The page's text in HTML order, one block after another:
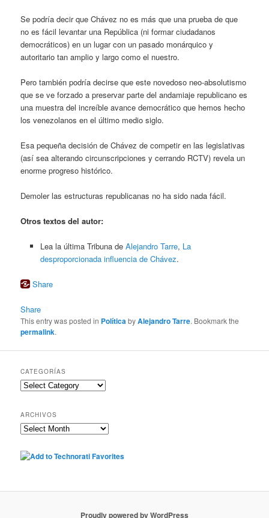
Se podría decir que Chávez no es más que una prueba de que
no es fácil levantar una República (ni formar ciudadanos
democráticos) en un lugar con un pasado monárquico y
autoritario tan amplio y largo como el nuestro.
Pero también podría decirse que este novedoso neo-absolutismo
que se ve forzado a preservar parte del andamiaje republicano es
una muestra del increíble avance democrático que hemos hecho
los venezolanos en el último medio siglo.
Esa pequeña decisión de Chávez de competir en las legislativas
(así sea alterando circunscripciones y cerrando RCTV) revela un
enorme progreso histórico.
Demoler las estructuras republicanas no ha sido nada fácil.
Otros textos del autor:
Lea la última Tribuna de Alejandro Tarre, La
desproporcionada influencia de Chávez.
Share
Share
This entry was posted in PolíticabyAlejandro Tarre. Bookmark the
permalink.
CATEGORÍAS
Categorías
ARCHIVOS
Archivos
Proudly powered by WordPress